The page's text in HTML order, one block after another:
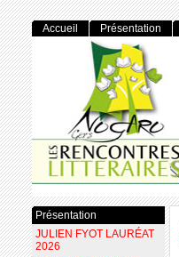
Accueil Présentation
Présentation
JULIEN FYOT LAURÉAT
2026